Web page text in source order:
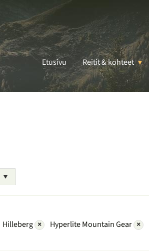
Etusivu Reitit & kohteet
Hilleberg × Hyperlite Mountain Gear ×